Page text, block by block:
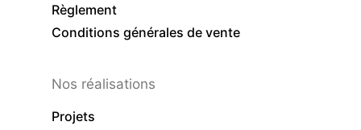
Règlement
Conditions générales de vente
Nos réalisations
Projets